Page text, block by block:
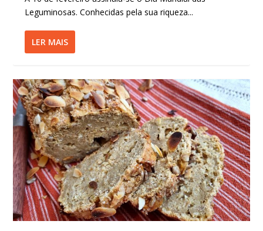
Leguminosas. Conhecidas pela sua riqueza...
LER MAIS